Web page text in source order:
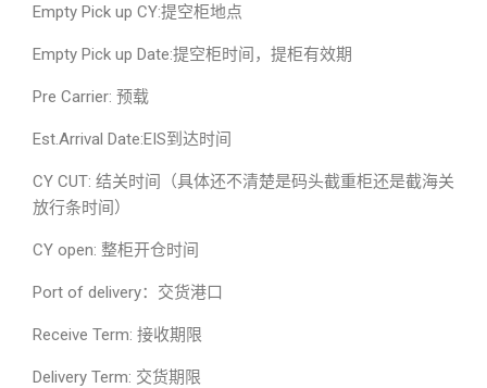
Empty Pick up CY:提空柜地点
Empty Pick up Date:提空柜时间，提柜有效期
Pre Carrier: 预载
Est.Arrival Date:EIS到达时间
CY CUT: 结关时间（具体还不清楚是码头截重柜还是截海关
放行条时间）
CY open: 整柜开仓时间
Port of delivery：交货港口
Receive Term: 接收期限
Delivery Term: 交货期限